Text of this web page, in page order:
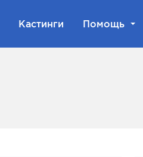
Кастинги Помощь